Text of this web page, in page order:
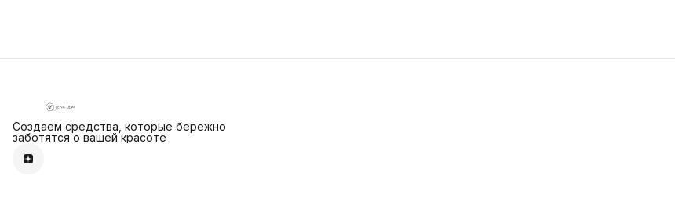
Создаем средства, которые бережно
заботятся о вашей красоте